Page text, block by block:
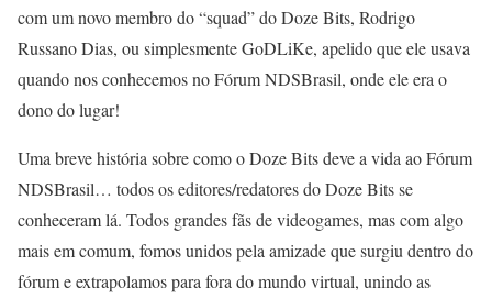
com um novo membro do “squad” do Doze Bits, Rodrigo
Russano Dias, ou simplesmente GoDLiKe, apelido que ele usava
quando nos conhecemos no Fórum NDSBrasil, onde ele era o
dono do lugar!
Uma breve história sobre como o Doze Bits deve a vida ao Fórum
NDSBrasil… todos os editores/redatores do Doze Bits se
conheceram lá. Todos grandes fãs de videogames, mas com algo
mais em comum, fomos unidos pela amizade que surgiu dentro do
fórum e extrapolamos para fora do mundo virtual, unindo as